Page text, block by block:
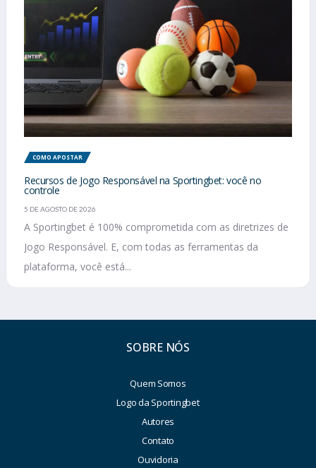
COMO APOSTAR
Recursos de Jogo Responsável na Sportingbet: você no
controle
5 DE AGOSTO DE 2026
A Sportingbet é 100% comprometida com as diretrizes de
Jogo Responsável. E, com todas as ferramentas da
plataforma, você está...
SOBRE NÓS
Quem Somos
Logo da Sportingbet
Autores
Contato
Ouvidoria